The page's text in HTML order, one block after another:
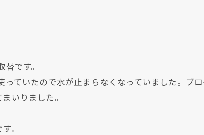
です。
ていたので水が止まらなくなっていました。ブ
いりました。
。